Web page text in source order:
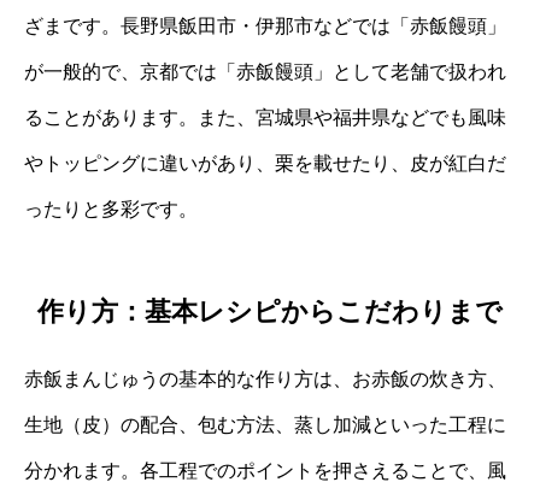
ざまです。長野県飯田市・伊那市などでは「赤飯饅頭」
が一般的で、京都では「赤飯饅頭」として老舗で扱われ
ることがあります。また、宮城県や福井県などでも風味
やトッピングに違いがあり、栗を載せたり、皮が紅白だ
ったりと多彩です。
作り方：基本レシピからこだわりまで
赤飯まんじゅうの基本的な作り方は、お赤飯の炊き方、
生地（皮）の配合、包む方法、蒸し加減といった工程に
分かれます。各工程でのポイントを押さえることで、風